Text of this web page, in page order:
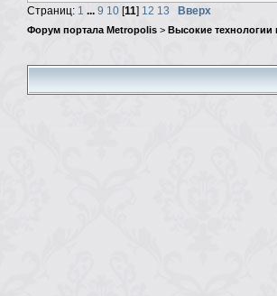
Страниц: 1 ... 9 10 [11] 12 13 Вверх
Форум портала Metropolis > Высокие